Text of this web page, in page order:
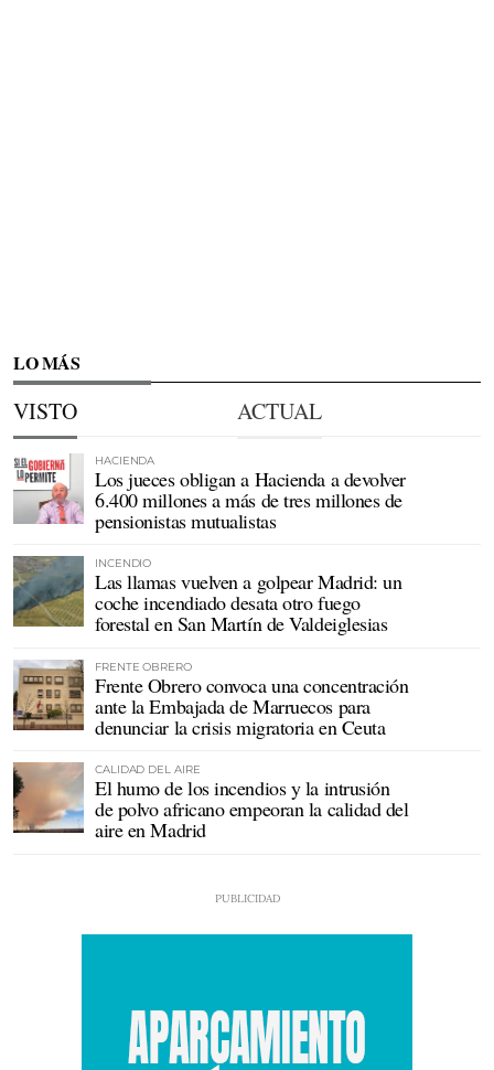
LO MÁS
VISTO ACTUAL
HACIENDA
Los jueces obligan a Hacienda a devolver
6.400 millones a más de tres millones de
pensionistas mutualistas
INCENDIO
Las llamas vuelven a golpear Madrid: un
coche incendiado desata otro fuego
forestal en San Martín de Valdeiglesias
FRENTE OBRERO
Frente Obrero convoca una concentración
ante la Embajada de Marruecos para
denunciar la crisis migratoria en Ceuta
CALIDAD DEL AIRE
El humo de los incendios y la intrusión
de polvo africano empeoran la calidad del
aire en Madrid